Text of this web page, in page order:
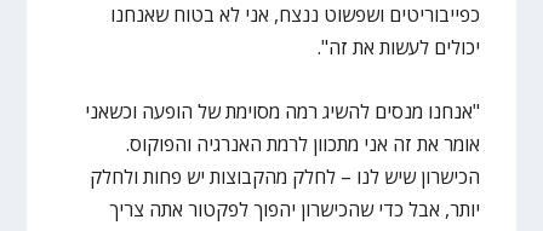
כפייבוריטים ושפשוט ננצח, אני לא בטוח שאנחנו
יכולים לעשות את זה".
"אנחנו מנסים להשיג רמה מסוימת של הופעה וכשאני
אומר את זה אני מתכוון לרמת האנרגיה והפוקוס.
הכישרון שיש לנו – לחלק מהקבוצות יש פחות ולחלק
יותר, אבל כדי שהכישרון יהפוך לפקטור אתה צריך